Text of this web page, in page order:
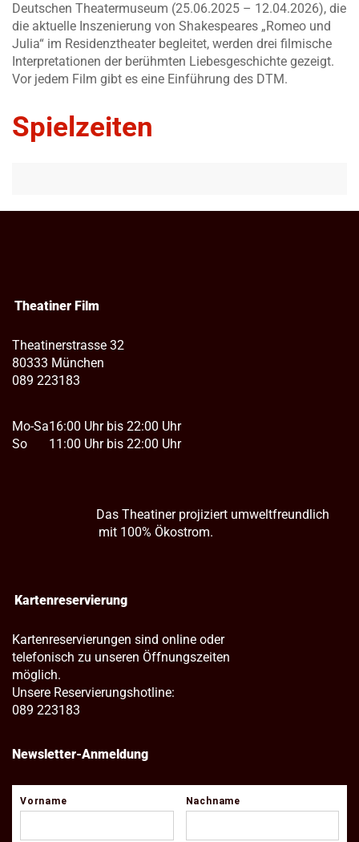
Deutschen Theatermuseum (25.06.2025 – 12.04.2026), die
die aktuelle Inszenierung von Shakespeares „Romeo und
Julia“ im Residenztheater begleitet, werden drei filmische
Interpretationen der berühmten Liebesgeschichte gezeigt.
Vor jedem Film gibt es eine Einführung des DTM.
Spielzeiten
Theatiner Film
Theatinerstrasse 32
80333 München
089 223183
Mo-Sa
So
16:00 Uhr bis 22:00 Uhr
11:00 Uhr bis 22:00 Uhr
Das Theatiner projiziert umweltfreundlich
mit 100% Ökostrom.
Kartenreservierung
Kartenreservierungen sind online oder
telefonisch zu unseren Öffnungszeiten
möglich.
Unsere Reservierungshotline:
089 223183
Newsletter-Anmeldung